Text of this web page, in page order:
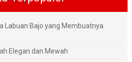
Labuan Bajo yang Membuatnya
Elegan dan Mewah